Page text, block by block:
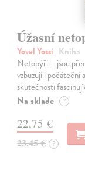
Úžasní
Yovel Yossi | Kniha
Netopýři – jsou
vzbuzují i počáteční
skutečnosti
Na sklade ?
22,75 €
23,45 € ?